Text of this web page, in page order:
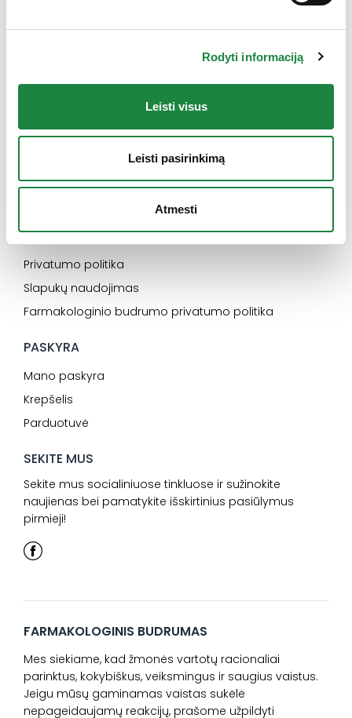
Rodyti informaciją
Leisti visus
Leisti pasirinkimą
Atmesti
Naujienos
Konsultacija
SVARBU
Elektroninės parduotuvės pirkimo taisyklės
Dažniausiai užduodami klausimai
Privatumo politika
Slapukų naudojimas
Farmakologinio budrumo privatumo politika
PASKYRA
Mano paskyra
Krepšelis
Parduotuvė
SEKITE MUS
Sekite mus socialiniuose tinkluose ir sužinokite
naujienas bei pamatykite išskirtinius pasiūlymus
pirmieji!
FARMAKOLOGINIS BUDRUMAS
Mes siekiame, kad žmonės vartotų racionaliai
parinktus, kokybiškus, veiksmingus ir saugius vaistus.
Jeigu mūsų gaminamas vaistas sukėlė
nepageidaujamų reakcijų, prašome užpildyti